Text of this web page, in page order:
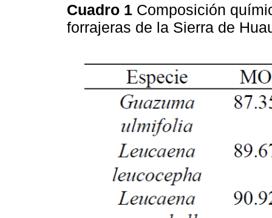
Cuadro 1 Composición
forrajeras de la Sierra de